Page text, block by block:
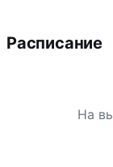
Расписание
На